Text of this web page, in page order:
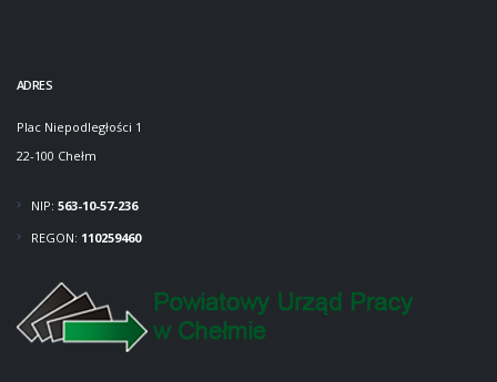
ADRES
Plac Niepodległości 1
22-100 Chełm
NIP: 563-10-57-236
REGON: 110259460